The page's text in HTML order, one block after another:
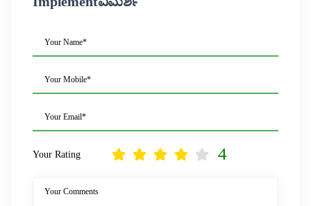
Your Name*
Your Mobile*
Your Email*
Your Rating 4
Your Comments